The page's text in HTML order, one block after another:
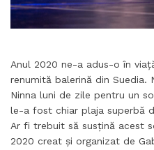
Anul 2020 ne-a adus-o în
renumită balerină din Suedia.
Ninna luni de zile pentru un
le-a fost chiar plaja superbă
Ar fi trebuit să susțină acest
2020 creat și organizat de